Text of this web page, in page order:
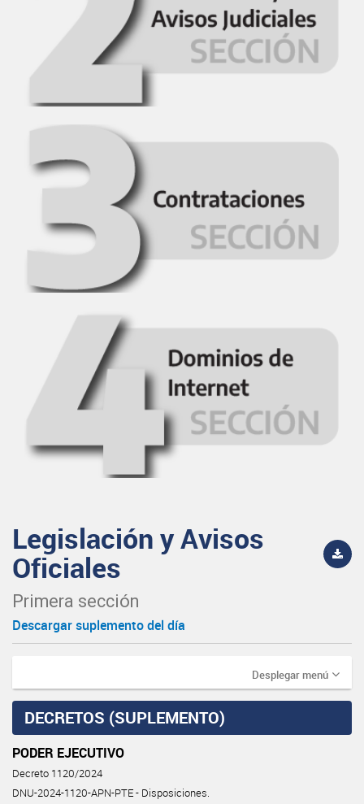
Legislación y Avisos
Oficiales
Primera sección
Descargar suplemento del día
Desplegar menú
DECRETOS (SUPLEMENTO)
PODER EJECUTIVO
Decreto 1120/2024
DNU-2024-1120-APN-PTE - Disposiciones.